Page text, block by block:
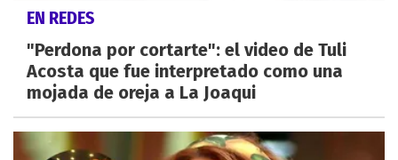
EN REDES
"Perdona por cortarte": el video de Tuli
Acosta que fue interpretado como una
mojada de oreja a La Joaqui